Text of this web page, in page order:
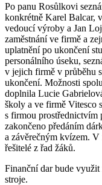
Po panu Rosůlkovi
konkrétně Karel Balcar,
vedoucí výroby a Jan
zaměstnání ve firmě a
uplatnění po ukončení
personálního úseku,
v jejich firmě v průběhu
ukončení. Možnosti
doplnila Lucie
školy a ve firmě Vitesco
s firmou prostřednictvím
zakončeno předáním
a závěrečným kvízem. V
řešitelé z řad žáků.
Finanční dar bude
stroje.